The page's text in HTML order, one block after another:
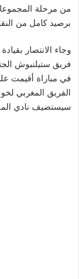
من مرحلة
برصيد كامل من النقاط (6
وجاء الانتصار
فريق ستيلنبوش
في مباراة أقيمت
الفريق المغربي
سيستضيف نادي